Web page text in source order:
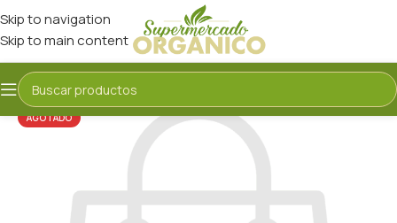
Skip to navigation
Skip to main content
AGOTADO